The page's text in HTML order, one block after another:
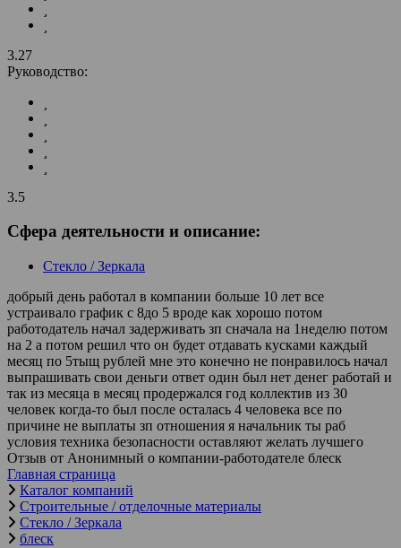
3.27
Руководство:
3.5
Сфера деятельности и описание:
Стекло / Зеркала
добрый день работал в компании больше 10 лет все
устраивало график с 8до 5 вроде как хорошо потом
работодатель начал задерживать зп сначала на 1неделю потом
на 2 а потом решил что он будет отдавать кусками каждый
месяц по 5тыщ рублей мне это конечно не понравилось начал
выпрашивать свои деньги ответ один был нет денег работай и
так из месяца в месяц продержался год коллектив из 30
человек когда-то был после осталась 4 человека все по
причине не выплаты зп отношения я начальник ты раб
условия техника безопасности оставляют желать лучшего
Отзыв от Анонимный о компании-работодателе блеск
Главная страница
Каталог компаний
Строительные / отделочные материалы
Стекло / Зеркала
блеск